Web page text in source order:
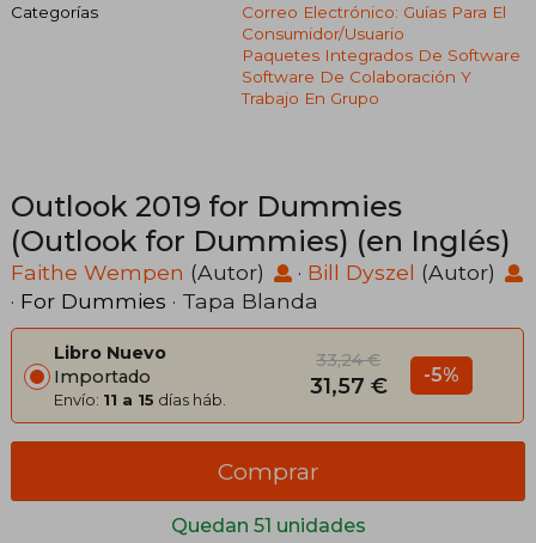
Categorías
Correo Electrónico: Guías Para El
Consumidor/usuario
Paquetes Integrados De Software
Software De Colaboración Y
Trabajo En Grupo
Outlook 2019 for Dummies
(Outlook for Dummies) (en Inglés)
Faithe Wempen (Autor) · Bill Dyszel (Autor)
· For Dummies · Tapa Blanda
Libro Nuevo
Importado
Envío: 11 a 15 días háb.
33,24 €
31,57 € -5%
Quedan 51 unidades
Comprar